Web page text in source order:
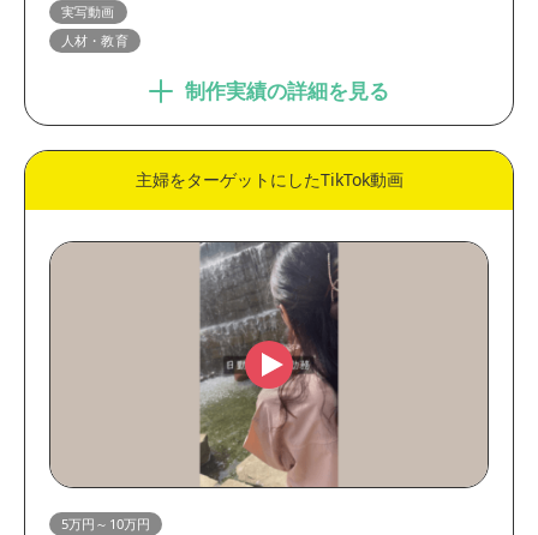
実写動画
人材・教育
制作実績の詳細を見る
主婦をターゲットにしたTikTok動画
5万円～10万円